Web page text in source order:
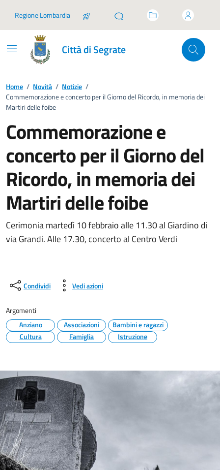
Regione Lombardia
Città di Segrate
Home / Novità / Notizie /
Commemorazione e concerto per il Giorno del Ricordo, in memoria dei
Martiri delle foibe
Commemorazione e
concerto per il Giorno del
Ricordo, in memoria dei
Martiri delle foibe
Cerimonia martedì 10 febbraio alle 11.30 al Giardino di
via Grandi. Alle 17.30, concerto al Centro Verdi
Condividi Vedi azioni
Argomenti
Anziano
Associazioni
Bambini e ragazzi
Cultura
Famiglia Istruzione